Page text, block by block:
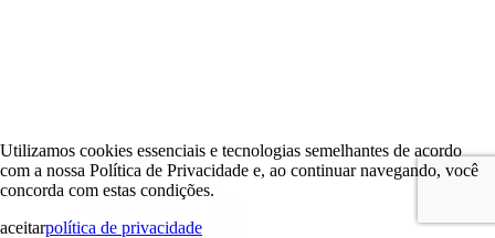
Utilizamos cookies essenciais e tecnologias semelhantes de acordo
com a nossa Política de Privacidade e, ao continuar navegando, você
concorda com estas condições.
aceitarpolítica de privacidade